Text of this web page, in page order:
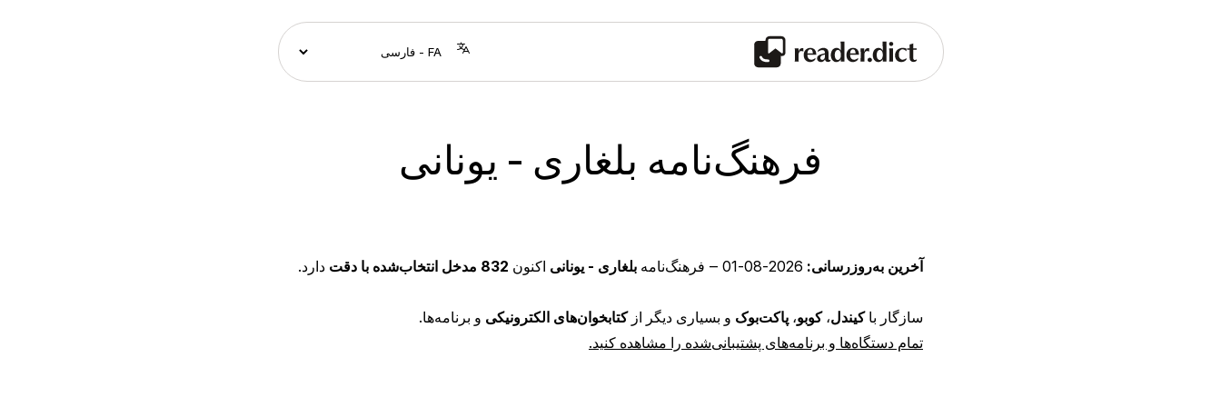
فرهنگ‌نامه بلغاری - یونانی
آخرین به‌روزرسانی: 2026-08-01 ‒ فرهنگ‌نامه بلغاری - یونانی اکنون 832 مدخل انتخاب‌شده با دقت دارد.
سازگار باکیندل،کوبو، پاکت‌بوک و بسیاری دیگر ازکتابخوان‌های الکترونیکی و برنامه‌ها.
تمام دستگاه‌ها و برنامه‌های پشتیبانی‌شده را مشاهده کنید.